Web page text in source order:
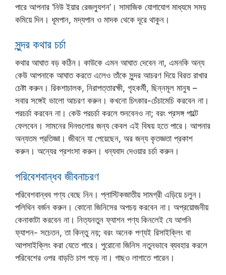
পারে আপনার ‘নিউ ইয়ার রেজল্যুশন’। সামাজিক যোগাযোগ মাধ্যমে সময়
কমিয়ে দিন। ধূমপান, মদ্যপান ও মাদক থেকে দূরে থাকুন।
সুন্দর কথার চর্চা
কথার আঘাত বড় কঠিন। কাউকে এমন আঘাত দেবেন না, এমনকি অন্য
কেউ আপনাকে আঘাত করতে এলেও তাঁকে সুন্দর আচরণ দিয়ে বিরত রাখার
চেষ্টা করুন। রিকশাচালক, নিরাপত্তারক্ষী, গৃহকর্মী, ছিন্নমূল মানুষ –
সবার সঙ্গেই ভালো আচরণ করুন। কখনো চিৎকার-চেঁচামেচি করবেন না।
পরচর্চা করবেন না। কেউ পরচর্চা করলে শুনবেনও না; বরং প্রসঙ্গ পাল্টে
ফেলবেন। সামনের দিনগুলোর জন্য কেবল এই বিষয় হতে পারে। আপনার
অন্যতম প্রতিজ্ঞা। জীবনে যা পেয়েছেন, অর জন্য কৃতজ্ঞতা প্রকাশ
করুন। অন্যের প্রশংসা করুন। ধন্যবাদ দেওয়ার চর্চা করুন।
পরিবেশবান্ধব জীবনাচরণ
পরিবেশবান্ধব পণ্য বেছে নিন। প্লাস্টিকজাতীয় সামগ্রী এড়িয়ে চলুন।
পলিথিন বর্জন করুন। কোনো জিনিসের অপচয় করবেন না। অপ্রয়োজনীয়
কেনাকাটা করবেন না। নিত্যনতুন ফ্যাশন পণ্য কিনলেই যে আপনি
ফ্যাশন- সচেতন, তা কিন্তু নয়; বরং অনেক পণ্যই রিসাইক্লিং বা
আপসাইক্লিং করা যেতে পারে। পুরোনো জিনিস নতুনভাবে ব্যবহার করলে
পরিবেশের ওপর বাড়তি চাপ পড়ে না। গাছও লাগাতে পারেন।